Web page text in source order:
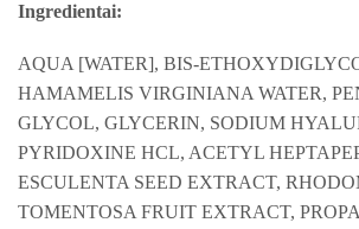
Ingredientai:
AQUA [WATER], BIS-
HAMAMELIS VIRGINIANA WATER,
GLYCOL, GLYCERIN, SODIUM
PYRIDOXINE HCL, ACETYL
ESCULENTA SEED EXTRACT,
TOMENTOSA FRUIT EXTRACT,